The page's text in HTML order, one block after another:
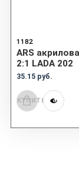
1182
ARS
2:1 LADA 202
35.15 руб.
КУПИТЬ